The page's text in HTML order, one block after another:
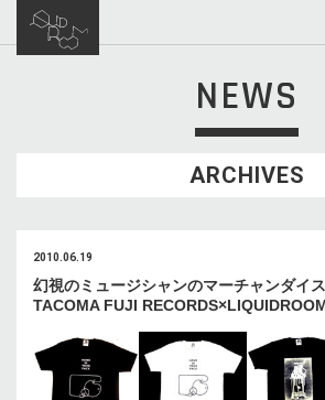
NEWS
ARCHIVES
2010.06.19
幻視のミュージシャンのマーチャンダイ
TACOMA FUJI